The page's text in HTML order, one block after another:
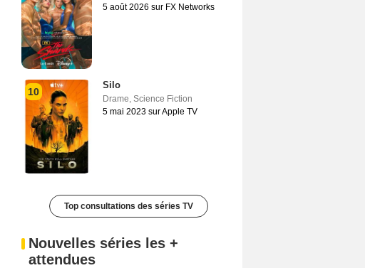
5 août 2026 sur FX Networks
10
Silo
Drame, Science Fiction
5 mai 2023 sur Apple TV
Top consultations des séries TV
Nouvelles séries les +
attendues